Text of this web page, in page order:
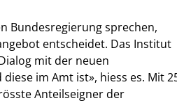
Bundesregierung sprechen,
entscheidet. Das Institut
mit der neuen
im Amt ist», hiess es. Mit
Anteilseigner der